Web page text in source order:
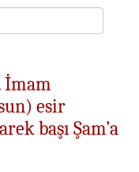
İmam
esir
başı Şam’a